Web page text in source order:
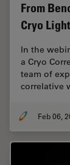
From
Cryo
In the
a Cryo
team of
correlative
Feb 06,